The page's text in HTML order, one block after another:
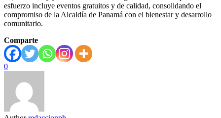
esfuerzo incluye eventos gratuitos y de calidad, consolidando el
compromiso de la Alcaldía de Panamá con el bienestar y desarrollo
comunitario.
Comparte
0